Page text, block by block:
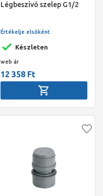
Légbeszívó szelep G1/2
Készleten
Értékelje elsőként
web ár
12 358 Ft